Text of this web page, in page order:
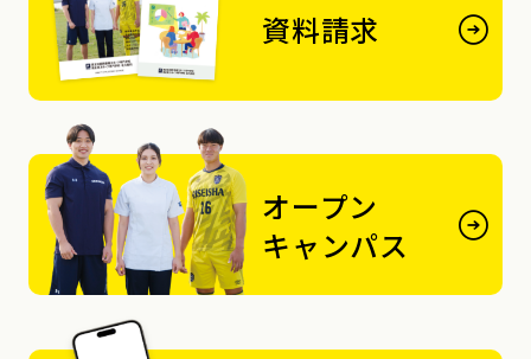
資料請求
オープン
キャンパス